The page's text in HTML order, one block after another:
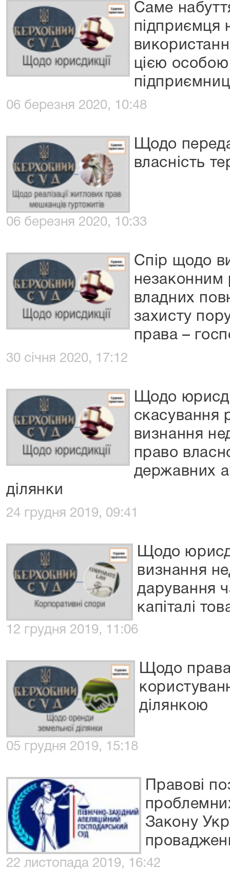
Саме
підприємця
цією
06 березня 2020, 10:48
Щодо
власність
06 березня 2020, 10:33
Спір щодо
незаконним
владних
захисту
права –
30 січня 2020, 17:12
Щодо
скасування
визнання
право
державних
ділянки
24 грудня 2019, 09:41
Щодо
визнання
дарування
капіталі
12 грудня 2019, 11:06
Щодо права
ділянкою
05 грудня 2019, 15:18
Правові
Закону
22 листопада 2019, 16:42